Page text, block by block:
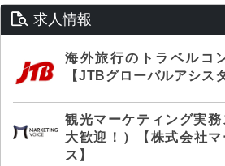
求人情報
海外旅行のトラベルコ
【JTBグローバルアシス
観光マーケティング実
大歓迎！）【株式会社
ス】